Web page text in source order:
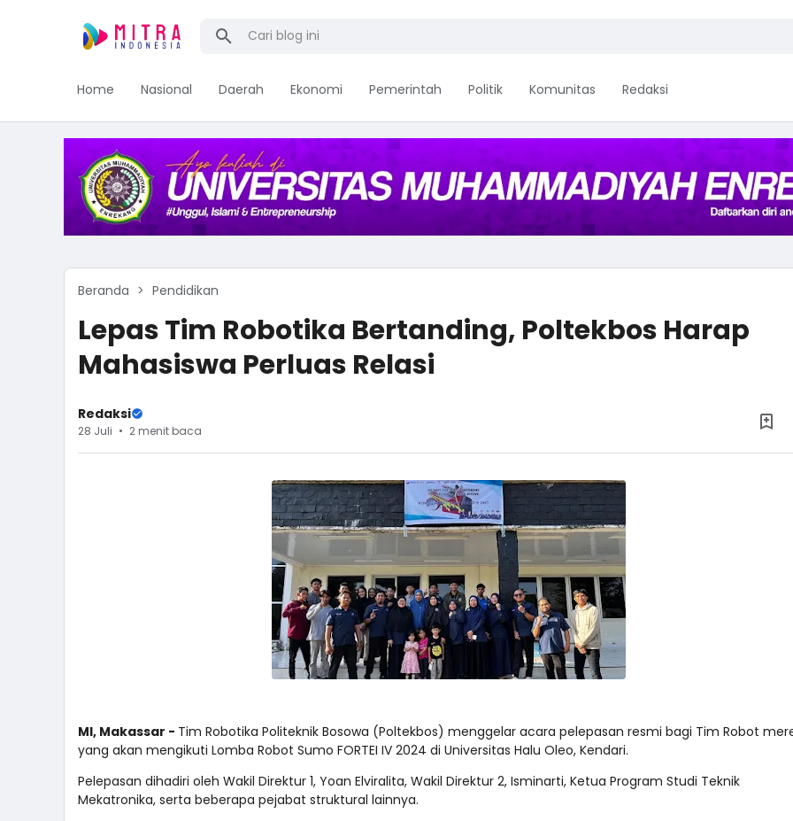
Home Nasional Daerah Ekonomi Pemerintah Politik Komunitas Redaksi
Beranda Pendidikan
Lepas Tim Robotika Bertanding, Poltekbos Harap
Mahasiswa Perluas Relasi
Redaksi
28 Juli 2 menit baca
MI, Makassar - Tim Robotika Politeknik Bosowa (Poltekbos) menggelar acara pelepasan resmi bagi Tim Robot
yang akan mengikuti Lomba Robot Sumo FORTEI IV 2024 di Universitas Halu Oleo, Kendari.
Pelepasan dihadiri oleh Wakil Direktur 1, Yoan Elviralita, Wakil Direktur 2, Isminarti, Ketua Program Studi Teknik
Mekatronika, serta beberapa pejabat struktural lainnya.